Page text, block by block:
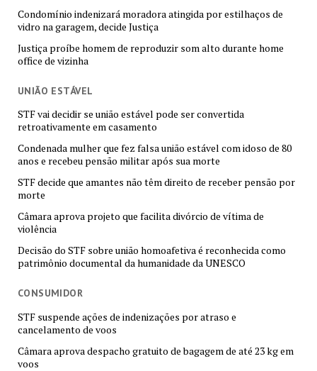
Condomínio indenizará moradora atingida por estilhaços de
vidro na garagem, decide Justiça
Justiça proíbe homem de reproduzir som alto durante home
office de vizinha
UNIÃO ESTÁVEL
STF vai decidir se união estável pode ser convertida
retroativamente em casamento
Condenada mulher que fez falsa união estável com idoso de 80
anos e recebeu pensão militar após sua morte
STF decide que amantes não têm direito de receber pensão por
morte
Câmara aprova projeto que facilita divórcio de vítima de
violência
Decisão do STF sobre união homoafetiva é reconhecida como
patrimônio documental da humanidade da UNESCO
CONSUMIDOR
STF suspende ações de indenizações por atraso e
cancelamento de voos
Câmara aprova despacho gratuito de bagagem de até 23 kg em
voos